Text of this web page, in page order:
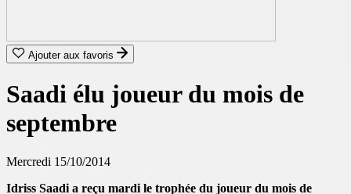
Ajouter aux favoris
Saadi élu joueur du mois de
septembre
Mercredi 15/10/2014
Idriss Saadi a reçu mardi le trophée du joueur du mois de